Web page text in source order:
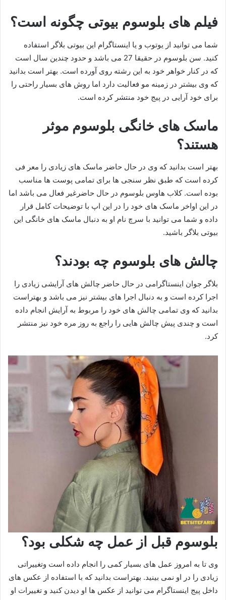
فیلم های بلوسوم بیوتی چگونه است؟
شما می توانید از یوتوب و یا اینستاگرام این بیوتی بلاگر استفاده
کنید. سن بلوسوم در حقیقا 27 می باشد و حدود چندین سال است
که در کنار خواهر خود به این رشته روی آورده است. بهتر است بدانید
که وی بیشتر در زمینه مو فعالیت دارد اما روش های بسیار راحتی را
برای خود آرایی در پیج خود منتشر کرده است.
ماسک های خانگی بلوسوم موثر
هستند؟
بهتر است بدانید که وی در حال حاضر ماسک های زیادی را معر فی
کرده است که طبق نظر سنجی ها برای تمامی پوست ها مناسب
بوده است. کلاب هاوس بلوسوم در حال حاضرغیر فعال می باشد اما
در این اواخر ماسک های خود را در این اپ با توضیحات کامل قرار
داده و شما می توانید با سرچ نام او به دنبال ماسک های خانگی این
بیوتی بلاگر باشید.
چالش های بلوسوم چه بودند؟
بلاگر جوان اینستاگرامی در حال حاضر چالش های آرایشی زیادی را
اجرا کرده است و به دنبال اجرا های بیشتر نیز می باشد و بهتراست
بدانید که وی تمامی چالش های خود را مربوط به آرایش انجام داده
است و چندی پیش چالش هایی را راجع به روز مره خود نیز منتشر
کرد.
بلوسوم قبل از عمل چه شکلی بود؟
وی تا به امروز عمل های بسیار کمی را انجام داده است وتغییراتی
زیادی را در او نمی بینید. بهتراست بدانید که با استفاده از عکس های
داخل پیج اینستاگرام می توانید از عکس ها او دیدن کنید و تغییرات او